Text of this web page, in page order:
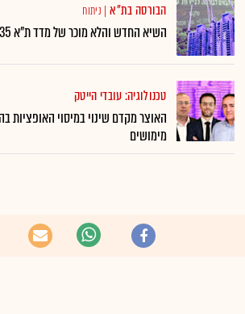
הבורסה בת"א | ניתוח
השיא החדש והלא מוכר של מדד ת"א 35
טכנולוגיה: עובדי הייטק
האוצר מקדם שינוי במיסוי האופציות
מימושים